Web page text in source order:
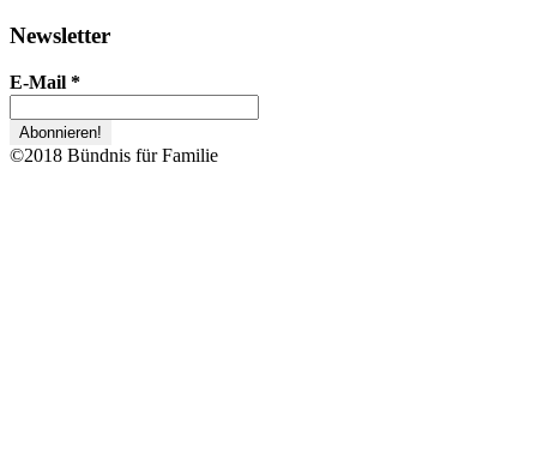
Newsletter
E-Mail *
©2018 Bündnis für Familie